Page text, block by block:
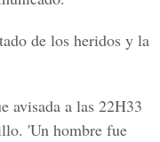
de los heridos y la
avisada a las 22H33
'Un hombre fue